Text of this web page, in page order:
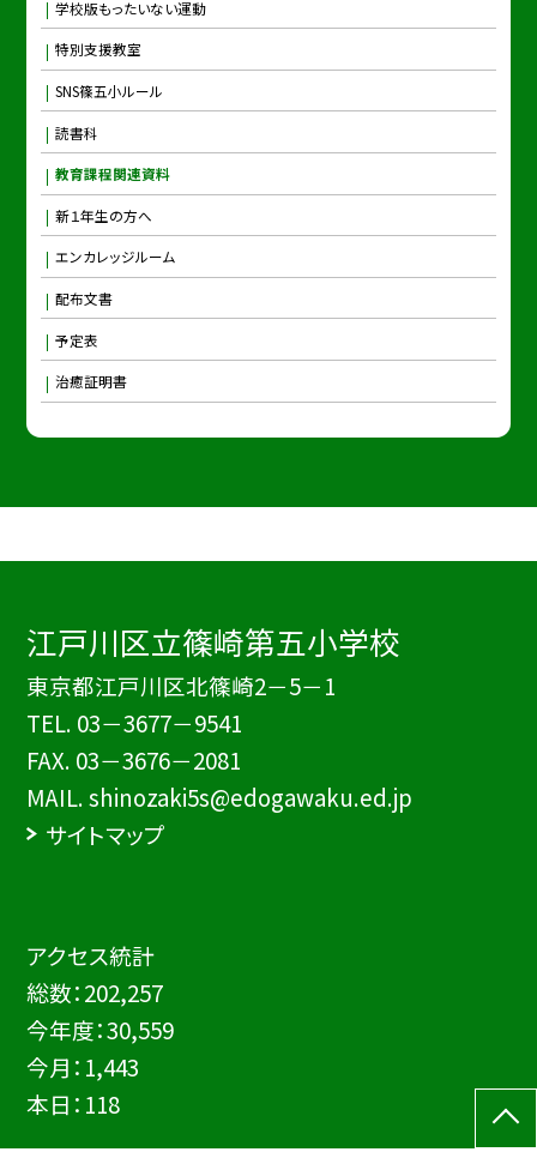
学校版もったいない運動
特別支援教室
SNS篠五小ルール
読書科
教育課程関連資料
新１年生の方へ
エンカレッジルーム
配布文書
予定表
治癒証明書
江戸川区立篠崎第五小学校
東京都江戸川区北篠崎2－5－1
TEL. 03－3677－9541
FAX. 03－3676－2081
MAIL. shinozaki5s@edogawaku.ed.jp
サイトマップ
アクセス統計
総数：202,257
今年度：30,559
今月： 1,443
本日： 118